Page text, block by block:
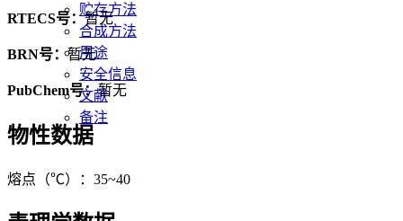
贮存方法
合成方法
用途
安全信息
文献
备注
RTECS号：暂无
BRN号：暂无
PubChem号：暂无
物性数据
熔点（℃）：35~40